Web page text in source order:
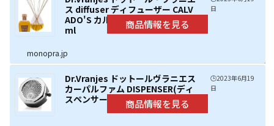
ス diffuser ディフューザー CALV
ADO'S カルバドス SET BOX 700
ml
日
monopra.jp
Dr.Vranjes ドットールヴラニエス
カーパルファム DISPENSER(ディ
スペンサー) (クローム)
🕒️2023年6月19
日